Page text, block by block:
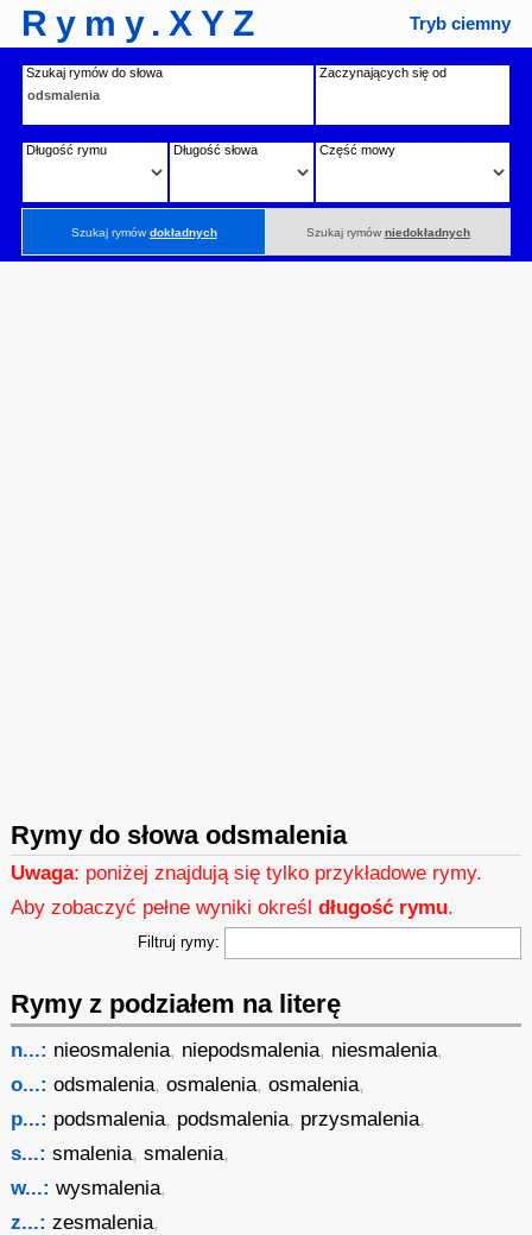
Rymy.XYZ Tryb ciemny
Szukaj rymów do słowa Zaczynających się od
Długość rymu Długość słowa Część mowy
Szukaj rymówdokładnych Szukaj rymów niedokładnych
Rymy do słowa odsmalenia
Uwaga: poniżej znajdują się tylko przykładowe rymy.
Aby zobaczyć pełne wyniki określdługość rymu.
Filtruj rymy:
Rymy z podziałem na literę
n...: nieosmalenia, niepodsmalenia, niesmalenia,
o...: odsmalenia,osmalenia,osmalenia,
p...: podsmalenia, podsmalenia, przysmalenia,
s...: smalenia,smalenia,
w...: wysmalenia,
z...: zesmalenia,